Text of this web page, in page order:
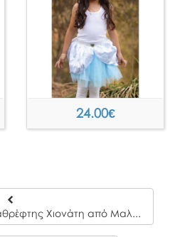
24.00€
Great Pretenders EVA Καθρέφτης Χιονάτη από Μαλακό Αφρώδες Υλικό